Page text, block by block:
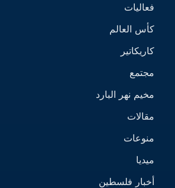
فعاليات
كأس العالم
كاريكاتير
مجتمع
مخيم نهر البارد
مقالات
منوعات
ميديا
أخبار فلسطين